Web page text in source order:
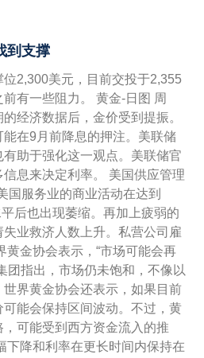
到支撑
2,300美元，目前交投于2,355
有一些阻力。 黄金-日图 周
经济数据后，金价受到提振。
在9月前降息的押注。美联储
助于强化这一观点。美联储官
息来决定利率。 美国供应管理
国服务业的商业活动在达到
后也出现萎缩。再加上疲弱的
业救济人数上升。私营公司雇
黄金协会表示，“市场可能会再
团指出，市场仍未饱和，不像以
界黄金协会还表示，如果目前
能会保持区间波动。不过，黄
可能受到西方资金流入的推
下降和利率在更长时间内保持在